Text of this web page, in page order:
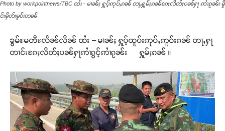
Photo by workpointnews/TBC ထႆး - မၢၼ်ႈ ႁူပ့်ဢုပ်ႇၵၼ် တႃႇႁူမ်ႈၵၼ်ၵႄႈလိတ်ႈပၼ်ႁႃ ဢၢႆၵႂၼ်း မိူ
င်းမိုတ်းမူဝ်းတၼ်
ၶွမ်ႊမတီႊလႅၼ်လိၼ် ထႆး – မၢၼ်ႈ ႁူပ့်ထူပ်းဢုပ်ႇဢူဝ်းၵၼ် တႃႇႁႃ
တၢင်းၵႄႈလိတ်ႈပၼ်ႁႃဢၢႆၵွင့်ဢၢႆၵႂၼ်း ႁူမ်ႈၵၼ် ။